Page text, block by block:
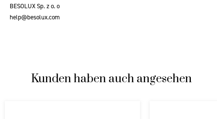
BESOLUX Sp. z o. o
help@besolux.com
Kunden haben auch angesehen